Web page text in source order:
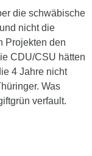
die schwäbische
nicht die
Projekten den
CDU/CSU hätten
4 Jahre nicht
Was
verfault.